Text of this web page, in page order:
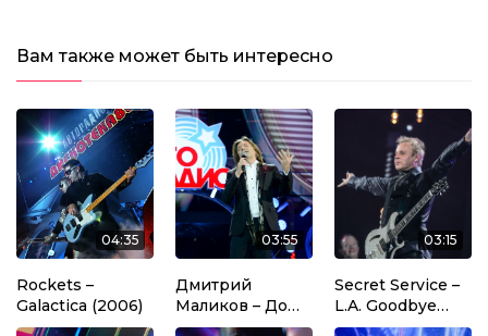
Вам также может быть интересно
04:35
Rockets –
Galactica (2006)
03:55
Дмитрий
Маликов – До
Завтра (2018)
03:15
Secret Service –
L.A. Goodbye
(2013)